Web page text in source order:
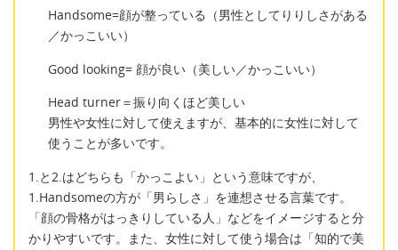
Handsome=顔が整っている（男性としてりりしさがある
／かっこいい）
Good looking= 顔が良い（美しい／かっこいい）
Head turner＝振り向くほど美しい
男性や女性に対して使えますが、基本的に女性に対して
使うことが多いです。
1.と2.はどちらも「かっこよい」という意味ですが、
1.Handsomeの方が「男らしさ」を連想させる言葉です。
「顔の骨格がはっきりしている人」などをイメージすると分
かりやすいです。また、女性に対して使う場合は「知的で美